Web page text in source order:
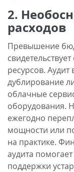
2.
расходов
Превышение
ресурсов. Аудит
дублирование
облачные
оборудования.
ежегодно
мощности или
на практике.
аудита
поддержки